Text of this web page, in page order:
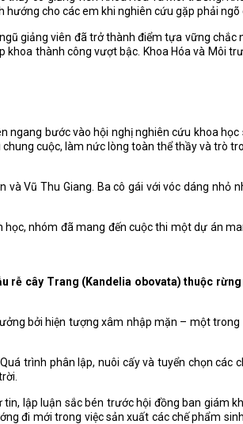
cho các em khi nghiên cứu gặp phải ngõ
giảng viên đã trở thành điểm tựa vững chắc
thành công vượt bậc. Khoa Hóa và Môi
bước vào hội nghị nghiên cứu khoa
cuộc, làm nức lòng toàn thể thầy và trò
Vũ Thu Giang. Ba cô gái với vóc dáng nhỏ
học, nhóm đã mang đến cuộc thi một dự án
rễ cây Trang (Kandelia obovata) thuộc
bởi hiện tượng xâm nhập mặn – một trong
trình phân lập, nuôi cấy và tuyển chọn các
lập luận sắc bén trước hội đồng ban giám
đi mới trong việc sản xuất các chế phẩm